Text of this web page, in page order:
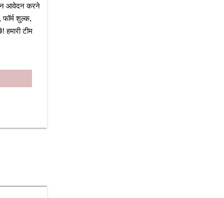
आवेदन करने
फॉर्म शुल्क,
टीम